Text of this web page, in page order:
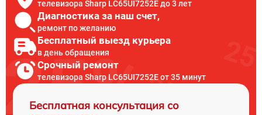
телевизора Sharp LC65UI7252E до 3 лет
Диагностика за наш счет,
ремонт по желанию
Бесплатный выезд курьера
в день обращения
Срочный ремонт
телевизора Sharp LC65UI7252E от 35 минут
Бесплатная консультация со